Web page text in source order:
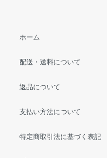
ホーム
配送・送料について
返品について
支払い方法について
特定商取引法に基づく表記